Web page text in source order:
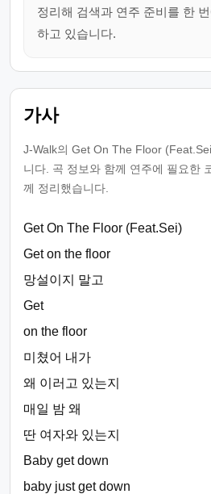
정리해 검색과 연주 준비를 한
하고 있습니다.
가사
J-Walk의 Get On The Floor
니다. 곡 정보와 함께 연주에 필요한
께 정리했습니다.
Get On The Floor (Feat.Sei)
Get on the floor
망설이지 말고
Get
on the floor
미쳤어 내가
왜 이러고 있는지
매일 밤 왜
딴 여자와 있는지
Baby get down
baby just get down